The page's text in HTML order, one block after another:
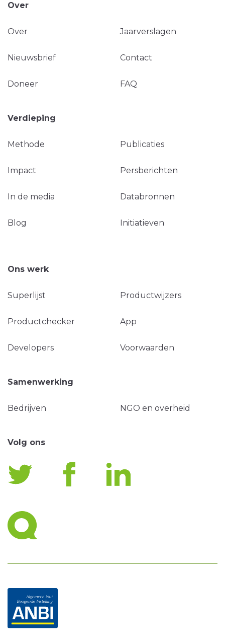
Over
Over Jaarverslagen
Nieuwsbrief Contact
Doneer FAQ
Verdieping
Methode Publicaties
Impact Persberichten
In de media Databronnen
Blog Initiatieven
Ons werk
Superlijst Productwijzers
Productchecker App
Developers Voorwaarden
Samenwerking
Bedrijven NGO en overheid
Volg ons